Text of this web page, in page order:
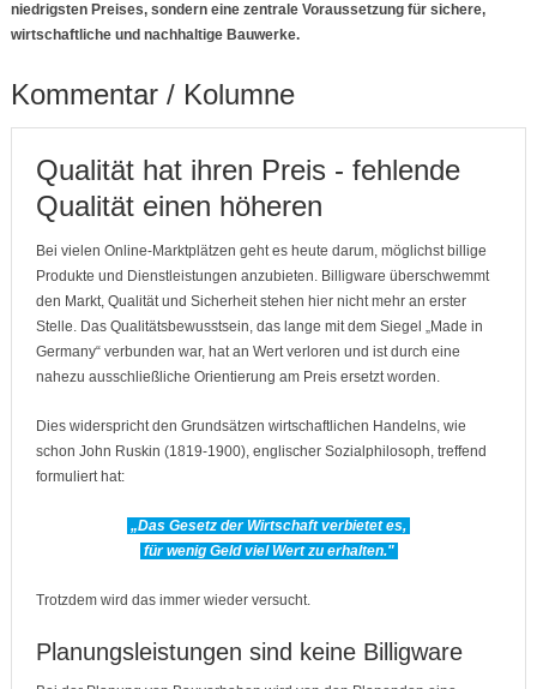
niedrigsten Preises, sondern eine zentrale Voraussetzung für sichere,
wirtschaftliche und nachhaltige Bauwerke.
Kommentar / Kolumne
Qualität hat ihren Preis - fehlende
Qualität einen höheren
Bei vielen Online-Marktplätzen geht es heute darum, möglichst billige
Produkte und Dienstleistungen anzubieten. Billigware überschwemmt
den Markt, Qualität und Sicherheit stehen hier nicht mehr an erster
Stelle. Das Qualitätsbewusstsein, das lange mit dem Siegel „Made in
Germany“ verbunden war, hat an Wert verloren und ist durch eine
nahezu ausschließliche Orientierung am Preis ersetzt worden.
Dies widerspricht den Grundsätzen wirtschaftlichen Handelns, wie
schon John Ruskin (1819-1900), englischer Sozialphilosoph, treffend
formuliert hat:
„Das Gesetz der Wirtschaft verbietet es,
für wenig Geld viel Wert zu erhalten."
Trotzdem wird das immer wieder versucht.
Planungsleistungen sind keine Billigware